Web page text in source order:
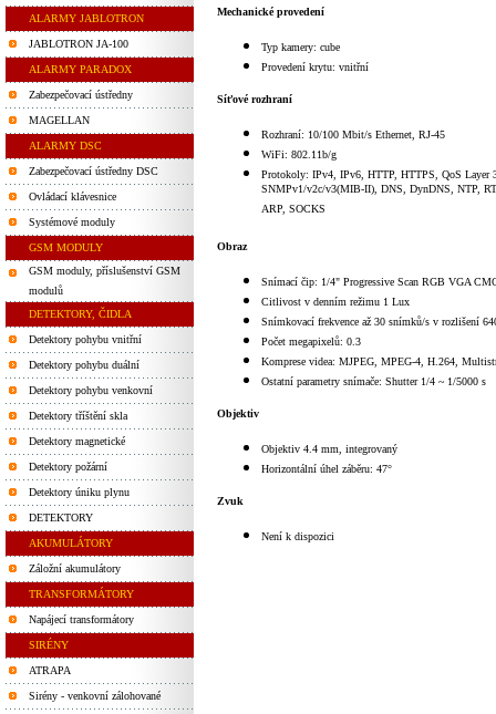
ALARMY JABLOTRON
JABLOTRON JA-100
ALARMY PARADOX
Zabezpečovací ústředny
MAGELLAN
ALARMY DSC
Zabezpečovací ústředny DSC
Ovládací klávesnice
Systémové moduly
GSM MODULY
GSM moduly, příslušenství GSM
modulů
DETEKTORY, ČIDLA
Detektory pohybu vnitřní
Detektory pohybu duální
Detektory pohybu venkovní
Detektory tříštění skla
Detektory magnetické
Detektory požární
Detektory úniku plynu
DETEKTORY
AKUMULÁTORY
Záložní akumulátory
TRANSFORMÁTORY
Napájecí transformátory
SIRÉNY
ATRAPA
Sirény - venkovní zálohované
Mechanické provedení
Typ kamery: cube
Provedení krytu: vnitřní
Síťové rozhraní
Rozhraní: 10/100 Mbit/s Ethernet, RJ-45
WiFi: 802.11b/g
Protokoly: IPv4, IPv6, HTTP, HTTPS, QoS Layer
SNMPv1/v2c/v3(MIB-II), DNS, DynDNS, NTP,
ARP, SOCKS
Obraz
Snímací čip: 1/4" Progressive Scan RGB VGA
Citlivost v denním režimu 1 Lux
Snímkovací frekvence až 30 snímků/s v rozlišení
Počet megapixelů: 0.3
Komprese videa: MJPEG, MPEG-4, H.264,
Ostatní parametry snímače: Shutter 1/4 ~ 1/5000 s
Objektiv
Objektiv 4.4 mm, integrovaný
Horizontální úhel záběru: 47°
Zvuk
Není k dispozici